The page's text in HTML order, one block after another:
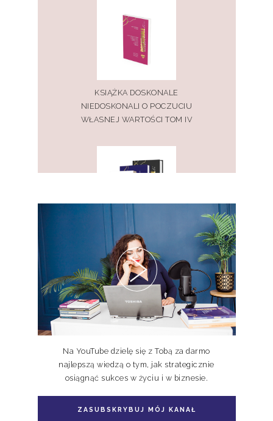
KSIĄŻKA DOSKONALE
NIEDOSKONALI O POCZUCIU
WŁASNEJ WARTOŚCI TOM IV
PAKIET KSIĄŻEK DOSKONALE
NIEDOSKONALI TOM I, II, III
Na YouTube dzielę się z Tobą za darmo
najlepszą wiedzą o tym, jak strategicznie
osiągnąć sukces w życiu i w biznesie.
ZASUBSKRYBUJ MÓJ KANAŁ